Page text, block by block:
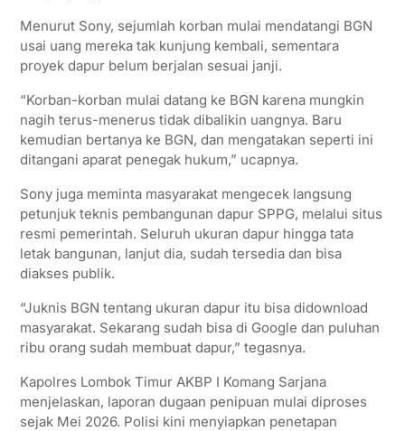
Menurut Sony, sejumlah korban mulai mendatangi BGN
usai uang mereka tak kunjung kembali, sementara
proyek dapur belum berjalan sesuai janji.
“Korban-korban mulai datang ke BGN karena mungkin
nagih terus-menerus tidak dibalikin uangnya. Baru
kemudian bertanya ke BGN, dan mengatakan seperti ini
ditangani aparat penegak hukum,” ucapnya.
Sony juga meminta masyarakat mengecek langsung
petunjuk teknis pembangunan dapur SPPG, melalui situs
resmi pemerintah. Seluruh ukuran dapur hingga tata
letak bangunan, lanjut dia, sudah tersedia dan bisa
diakses publik.
“Juknis BGN tentang ukuran dapur itu bisa didownload
masyarakat. Sekarang sudah bisa di Google dan puluhan
ribu orang sudah membuat dapur,” tegasnya.
Kapolres Lombok Timur AKBP I Komang Sarjana
menjelaskan, laporan dugaan penipuan mulai diproses
sejak Mei 2026. Polisi kini menyiapkan penetapan